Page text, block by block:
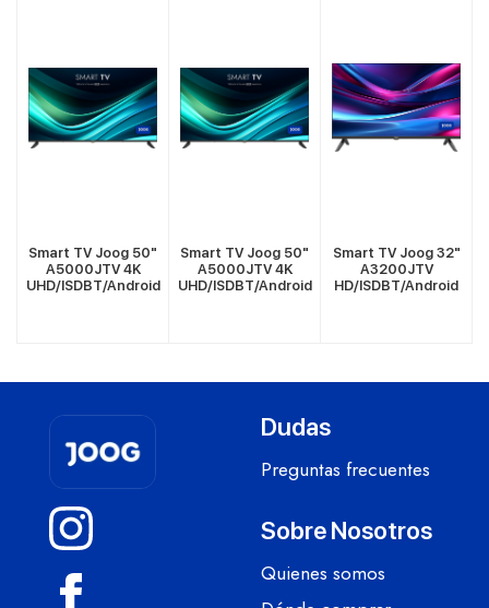
VER MÁS
Smart TV Joog 50"
A5000JTV 4K
UHD/ISDBT/Android
VER MÁS
Smart TV Joog 50"
A5000JTV 4K
UHD/ISDBT/Android
VER MÁS
Smart TV Joog 32"
A3200JTV
HD/ISDBT/Android
Dudas
Preguntas frecuentes
Sobre Nosotros
Quienes somos